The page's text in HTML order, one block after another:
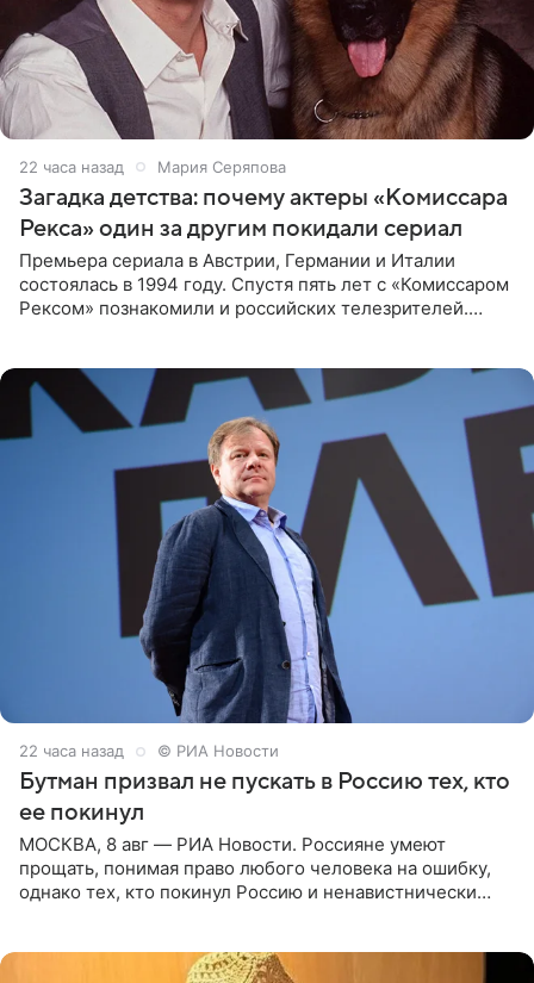
22 часа назад Мария Серяпова
Загадка детства: почему актеры «Комиссара
Рекса» один за другим покидали сериал
Премьера сериала в Австрии, Германии и Италии
состоялась в 1994 году. Спустя пять лет с «Комиссаром
Рексом» познакомили и российских телезрителей.
22 часа назад © РИА Новости
Бутман призвал не пускать в Россию тех, кто
ее покинул
МОСКВА, 8 авг — РИА Новости. Россияне умеют
прощать, понимая право любого человека на ошибку,
однако тех, кто покинул Россию и ненавистнически